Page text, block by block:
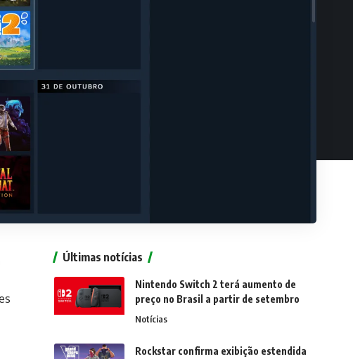
Últimas notícias
Nintendo Switch 2 terá aumento de
preço no Brasil a partir de setembro
Notícias
Rockstar confirma exibição estendida